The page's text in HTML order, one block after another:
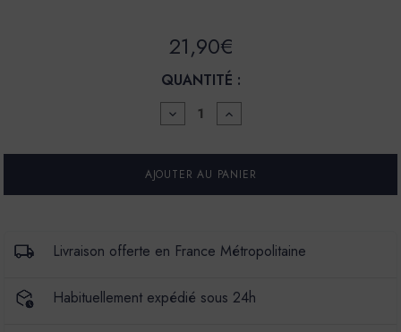
21,90€
QUANTITÉ :
DIMINUER
LA
POUR
PEINTURE
-
MTC19
-
AUGMENTER
LA
POUR
PEINTURE
-
MTC19
-
Livraison offerte en France Métropolitaine
Habituellement expédié sous 24h